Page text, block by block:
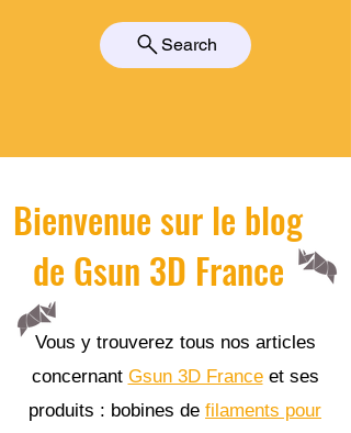
Search
Bienvenue sur le blog
de Gsun 3D France
Vous y trouverez tous nos articles
concernant Gsun 3D Franceet ses
produits : bobines de filaments pour